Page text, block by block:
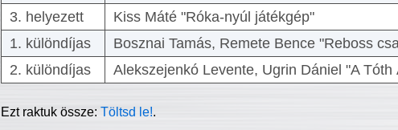
3. helyezett
Kiss Máté "Róka-nyúl játékgép"
1. különdíjas
Bosznai Tamás, Remete Bence "Reboss
2. különdíjas
Alekszejenkó Levente, Ugrin Dániel "A
Ezt raktuk össze:Töltsd le!.